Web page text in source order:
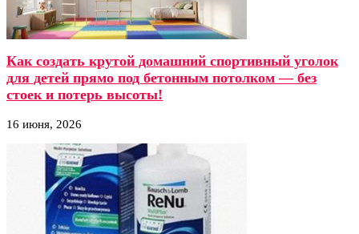
Как создать крутой домашний спортивный уголок
для детей прямо под бетонным потолком — без
стоек и потерь высоты!
16 июня, 2026